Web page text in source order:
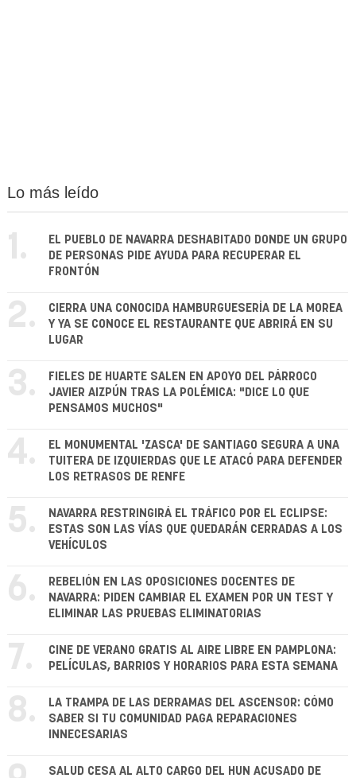
Lo más leído
1.
EL PUEBLO DE NAVARRA DESHABITADO DONDE UN GRUPO
DE PERSONAS PIDE AYUDA PARA RECUPERAR EL
FRONTÓN
2.
CIERRA UNA CONOCIDA HAMBURGUESERÍA DE LA MOREA
Y YA SE CONOCE EL RESTAURANTE QUE ABRIRÁ EN SU
LUGAR
3.
FIELES DE HUARTE SALEN EN APOYO DEL PÁRROCO
JAVIER AIZPÚN TRAS LA POLÉMICA: "DICE LO QUE
PENSAMOS MUCHOS"
4.
EL MONUMENTAL 'ZASCA' DE SANTIAGO SEGURA A UNA
TUITERA DE IZQUIERDAS QUE LE ATACÓ PARA DEFENDER
LOS RETRASOS DE RENFE
5.
NAVARRA RESTRINGIRÁ EL TRÁFICO POR EL ECLIPSE:
ESTAS SON LAS VÍAS QUE QUEDARÁN CERRADAS A LOS
VEHÍCULOS
6.
REBELIÓN EN LAS OPOSICIONES DOCENTES DE
NAVARRA: PIDEN CAMBIAR EL EXAMEN POR UN TEST Y
ELIMINAR LAS PRUEBAS ELIMINATORIAS
7.
CINE DE VERANO GRATIS AL AIRE LIBRE EN PAMPLONA:
PELÍCULAS, BARRIOS Y HORARIOS PARA ESTA SEMANA
8.
LA TRAMPA DE LAS DERRAMAS DEL ASCENSOR: CÓMO
SABER SI TU COMUNIDAD PAGA REPARACIONES
INNECESARIAS
SALUD CESA AL ALTO CARGO DEL HUN ACUSADO DE